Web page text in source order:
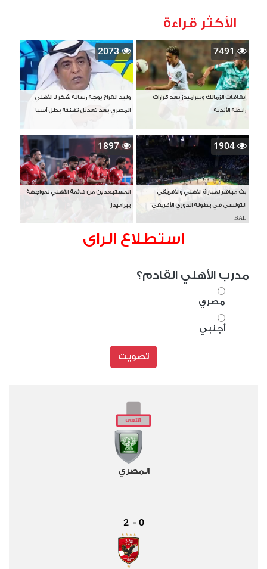
الأكثر قراءة
7491
إيقافات الزمالك وبيراميدز بعد قرارات
رابطة الأندية
2073
وليد الفراج يوجه رسالة شكر لـ الأهلي
المصري بعد تعديل تهنئة بطل آسيا
1904
بث مباشر لمباراة الأهلي والأفريقي
التونسي في بطولة الدوري الأفريقي
BAL
1897
المستبعدين من قائمة الأهلي لمواجهة
بيراميدز
استطلاع الراى
مدرب الأهلي القادم؟
مصري
أجنبي
تصويت
المصري
0
-
2